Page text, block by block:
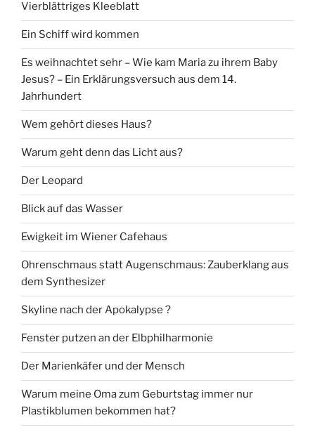
Vierblättriges Kleeblatt
Ein Schiff wird kommen
Es weihnachtet sehr – Wie kam Maria zu ihrem Baby
Jesus? – Ein Erklärungsversuch aus dem 14.
Jahrhundert
Wem gehört dieses Haus?
Warum geht denn das Licht aus?
Der Leopard
Blick auf das Wasser
Ewigkeit im Wiener Cafehaus
Ohrenschmaus statt Augenschmaus: Zauberklang aus
dem Synthesizer
Skyline nach der Apokalypse ?
Fenster putzen an der Elbphilharmonie
Der Marienkäfer und der Mensch
Warum meine Oma zum Geburtstag immer nur
Plastikblumen bekommen hat?